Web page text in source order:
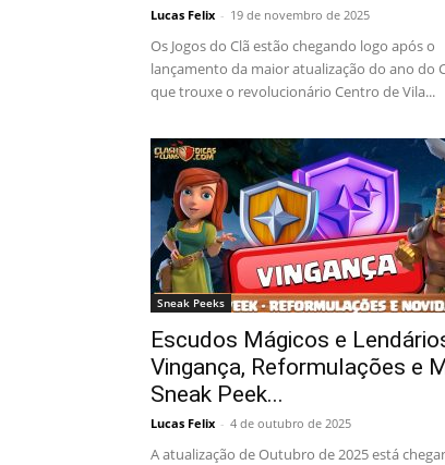
Lucas Felix - 19 de novembro de 2025
Os Jogos do Clã estão chegando logo após o
lançamento da maior atualização do ano do
que trouxe o revolucionário Centro de Vila...
Sneak Peeks
Escudos Mágicos e
Vingança, Reformulações e
Sneak Peek...
Lucas Felix - 4 de outubro de 2025
A atualização de Outubro de 2025 está